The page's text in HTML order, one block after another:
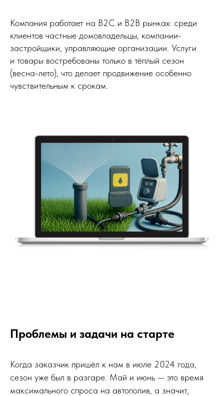
Компания работает на B2C и B2B рынках: среди
клиентов частные домовладельцы, компании-
застройщики, управляющие организации. Услуги
и товары востребованы только в тёплый сезон
(весна-лето), что делает продвижение особенно
чувствительным к срокам.
Проблемы и задачи на старте
Когда заказчик пришёл к нам в июле 2024 года,
сезон уже был в разгаре. Май и июнь — это время
максимального спроса на автополив, а значит,